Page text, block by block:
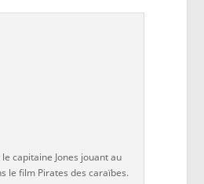
capitaine Jones jouant au
le film Pirates des caraïbes.